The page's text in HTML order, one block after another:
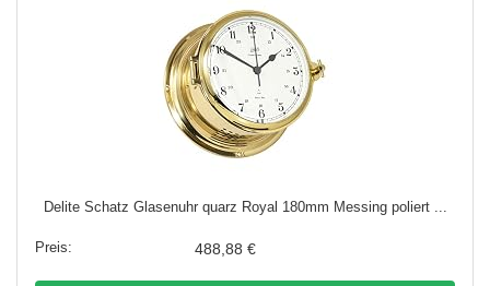
Delite Schatz Glasenuhr quarz Royal 180mm Messing poliert ...
488,88 €